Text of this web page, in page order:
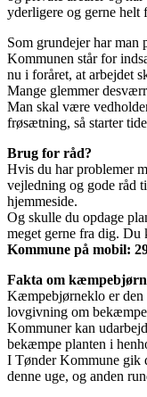
yderligere og gerne helt
Som grundejer har man
Kommunen står for
nu i foråret, at arbejdet
Mange glemmer
Man skal være
frøsætning, så starter
Brug for råd?
Hvis du har problemer
vejledning og gode råd
hjemmeside.
Og skulle du opdage
meget gerne fra dig. Du
Kommune på mobil:
Fakta om
Kæmpebjørneklo er den
lovgivning om
Kommuner kan
bekæmpe planten i
I Tønder Kommune gik
denne uge, og anden